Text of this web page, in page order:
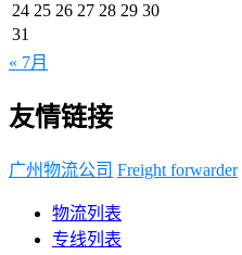
24 25 26 27 28 29 30
31
« 7月
友情链接
广州物流公司 Freight forwarder
物流列表
专线列表